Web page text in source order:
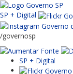
SP + Digital
/governosp
SP + Digital